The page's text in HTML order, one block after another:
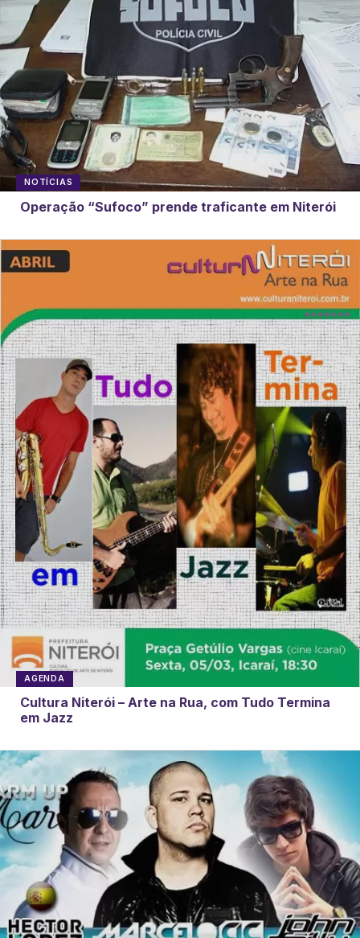
NOTÍCIAS
Operação “Sufoco” prende traficante em Niterói
AGENDA
Cultura Niterói – Arte na Rua, com Tudo Termina
em Jazz